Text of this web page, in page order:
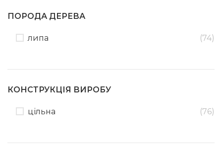
ПОРОДА ДЕРЕВА
липа (74)
КОНСТРУКЦІЯ ВИРОБУ
цільна (76)